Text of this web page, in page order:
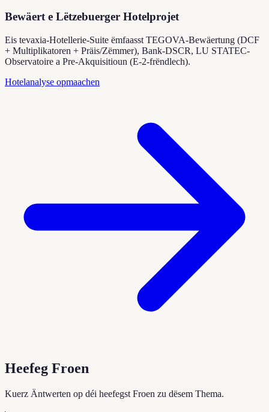
Bewäert e Lëtzebuerger Hotelprojet
Eis tevaxia-Hotellerie-Suite ëmfaasst TEGOVA-Bewäertung (DCF
+ Multiplikatoren + Präis/Zëmmer), Bank-DSCR, LU STATEC-
Observatoire a Pre-Akquisitioun (E-2-frëndlech).
Hotelanalyse opmaachen
Heefeg Froen
Kuerz Äntwerten op déi heefegst Froen zu dësem Thema.